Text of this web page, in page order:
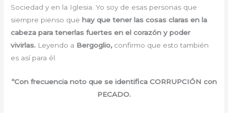
Sociedad y en la Iglesia. Yo soy de esas personas que
siempre pienso que hay que tener las cosas claras en la
cabeza para tenerlas fuertes en el corazón y poder
vivirlas. Leyendo a Bergoglio, confirmo que esto también
es así para él.
“Con frecuencia noto que se identifica CORRUPCIÓN con
PECADO.